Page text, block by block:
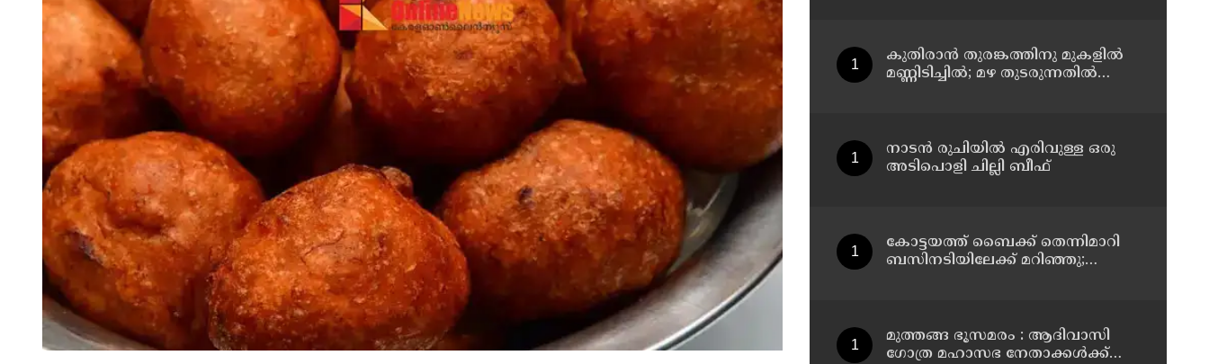
കുതിരാന്‍ തുരങ്കത്തിനു മുകളില്‍
മണ്ണിടിച്ചില്‍; മഴ തുടരുന്നതിൽ
നാടൻ രുചിയിൽ എരിവുള്ള ഒരു
അടിപൊളി ചില്ലി ബീഫ്
കോട്ടയത്ത്‌ ബൈക്ക് തെന്നിമാറി
ബസിനടിയിലേക്ക് മറിഞ്ഞു;
മുത്തങ്ങ ഭൂസമരം : ആദിവാസി
ഗോത്ര മഹാസഭ നേതാക്കൾക്ക്